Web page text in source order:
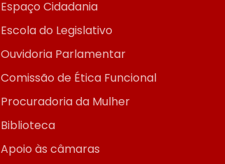
Espaço Cidadania
Escola do Legislativo
Ouvidoria Parlamentar
Comissão de Ética Funcional
Procuradoria da Mulher
Biblioteca
Apoio às câmaras